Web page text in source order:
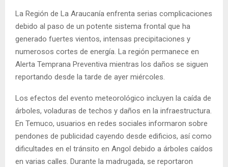
N
U
La Región de La Araucanía enfrenta serias complicaciones
debido al paso de un potente sistema frontal que ha
generado fuertes vientos, intensas precipitaciones y
numerosos cortes de energía. La región permanece en
Alerta Temprana Preventiva mientras los daños se siguen
reportando desde la tarde de ayer miércoles.
Los efectos del evento meteorológico incluyen la caída de
árboles, voladuras de techos y daños en la infraestructura.
En Temuco, usuarios en redes sociales informaron sobre
pendones de publicidad cayendo desde edificios, así como
dificultades en el tránsito en Angol debido a árboles caídos
en varias calles. Durante la madrugada, se reportaron